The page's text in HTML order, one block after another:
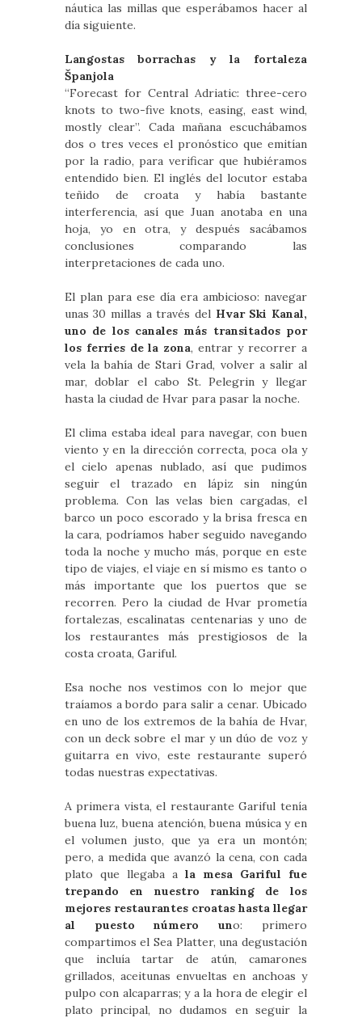
náutica las millas que esperábamos hacer al
día siguiente.
Langostas borrachas y la fortaleza
Španjola
“Forecast for Central Adriatic: three-cero
knots to two-five knots, easing, east wind,
mostly clear”. Cada mañana escuchábamos
dos o tres veces el pronóstico que emitían
por la radio, para verificar que hubiéramos
entendido bien. El inglés del locutor estaba
teñido de croata y había bastante
interferencia, así que Juan anotaba en una
hoja, yo en otra, y después sacábamos
conclusiones comparando las
interpretaciones de cada uno.
El plan para ese día era ambicioso: navegar
unas 30 millas a través del Hvar Ski Kanal,
uno de los canales más transitados por
los ferries de la zona, entrar y recorrer a
vela la bahía de Stari Grad, volver a salir al
mar, doblar el cabo St. Pelegrin y llegar
hasta la ciudad de Hvar para pasar la noche.
El clima estaba ideal para navegar, con buen
viento y en la dirección correcta, poca ola y
el cielo apenas nublado, así que pudimos
seguir el trazado en lápiz sin ningún
problema. Con las velas bien cargadas, el
barco un poco escorado y la brisa fresca en
la cara, podríamos haber seguido navegando
toda la noche y mucho más, porque en este
tipo de viajes, el viaje en sí mismo es tanto o
más importante que los puertos que se
recorren. Pero la ciudad de Hvar prometía
fortalezas, escalinatas centenarias y uno de
los restaurantes más prestigiosos de la
costa croata, Gariful.
Esa noche nos vestimos con lo mejor que
traíamos a bordo para salir a cenar. Ubicado
en uno de los extremos de la bahía de Hvar,
con un deck sobre el mar y un dúo de voz y
guitarra en vivo, este restaurante superó
todas nuestras expectativas.
A primera vista, el restaurante Gariful tenía
buena luz, buena atención, buena música y en
el volumen justo, que ya era un montón;
pero, a medida que avanzó la cena, con cada
plato que llegaba a la mesa Gariful fue
trepando en nuestro ranking de los
mejores restaurantes croatas hasta llegar
al puesto número uno: primero
compartimos el Sea Platter, una degustación
que incluía tartar de atún, camarones
grillados, aceitunas envueltas en anchoas y
pulpo con alcaparras; y a la hora de elegir el
plato principal, no dudamos en seguir la